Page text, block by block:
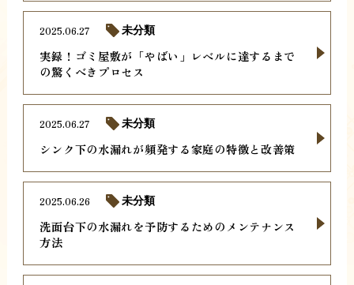
実録！ゴミ屋敷が「やばい」レベルに達するまで
の驚くべきプロセス
2025.06.27 未分類
シンク下の水漏れが頻発する家庭の特徴と改善策
2025.06.27 未分類
洗面台下の水漏れを予防するためのメンテナンス
方法
2025.06.26 未分類